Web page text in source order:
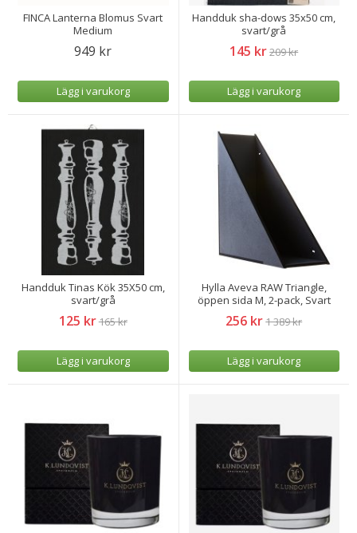
FINCA Lanterna Blomus Svart
Medium
949 kr
Lägg i varukorg
Handduk sha-dows 35x50 cm,
svart/grå
145 kr209 kr
Lägg i varukorg
Handduk Tinas Kök 35X50 cm,
svart/grå
125 kr165 kr
Lägg i varukorg
Hylla Aveva RAW Triangle,
öppen sida M, 2-pack, Svart
256 kr1 389 kr
Lägg i varukorg